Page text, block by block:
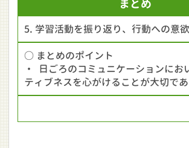
まとめ
5. 学習活動を振り返り、行動への意欲
○ まとめのポイント
・ 日ごろのコミュニケーションにお
ティブネスを心がけることが大切であ